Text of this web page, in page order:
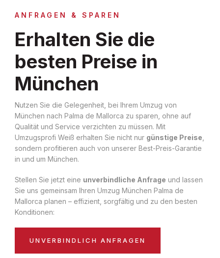
ANFRAGEN & SPAREN
Erhalten Sie die
besten Preise in
München
Nutzen Sie die Gelegenheit, bei Ihrem Umzug von
München nach Palma de Mallorca zu sparen, ohne auf
Qualität und Service verzichten zu müssen. Mit
Umzugsprofi Weiß erhalten Sie nicht nur günstige Preise
sondern profitieren auch von unserer Best-Preis-Garantie
in und um München.
Stellen Sie jetzt eine unverbindliche Anfrage und lassen
Sie uns gemeinsam Ihren Umzug München Palma de
Mallorca planen – effizient, sorgfältig und zu den besten
Konditionen:
UNVERBINDLICH ANFRAGEN